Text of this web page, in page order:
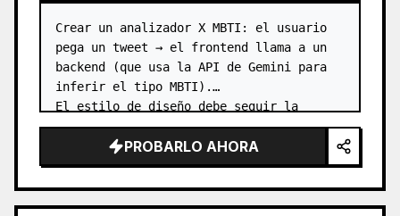
Crear un analizador X MBTI: el usuario
pega un tweet → el frontend llama a un
backend (que usa la API de Gemini para
inferir el tipo MBTI).
El estilo de diseño debe seguir la
estética de Linear, solo en modo oscuro,
con una sensación minimalista pero de
alta c…
PROBARLO AHORA